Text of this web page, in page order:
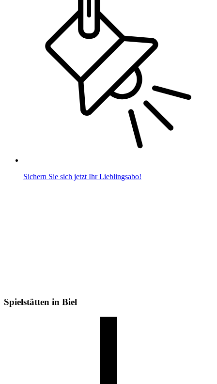
Sichern Sie sich jetzt Ihr Lieblingsabo!
Spielstätten in Biel